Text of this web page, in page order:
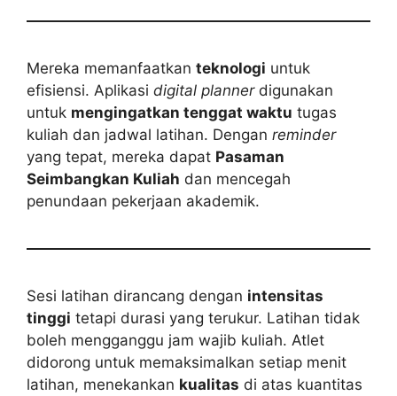
Mereka memanfaatkan teknologi untuk
efisiensi. Aplikasi digital plannerdigunakan
untuk mengingatkan tenggat waktu tugas
kuliah dan jadwal latihan. Dengan reminder
yang tepat, mereka dapat Pasaman
Seimbangkan Kuliah dan mencegah
penundaan pekerjaan akademik.
Sesi latihan dirancang dengan intensitas
tinggi tetapi durasi yang terukur. Latihan tidak
boleh mengganggu jam wajib kuliah. Atlet
didorong untuk memaksimalkan setiap menit
latihan, menekankan kualitas di atas kuantitas